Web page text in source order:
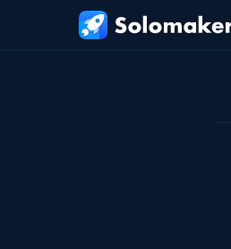
メインコンテンツにスキップ